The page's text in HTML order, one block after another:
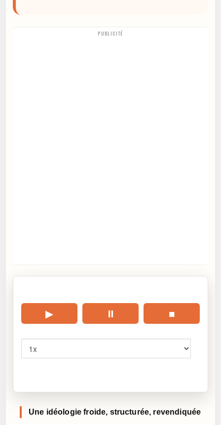
PUBLICITÉ
▶ ⏸ ■
Une idéologie froide, structurée, revendiquée